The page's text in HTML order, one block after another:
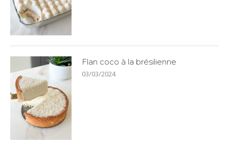
Flan coco à la brésilienne
03/03/2024